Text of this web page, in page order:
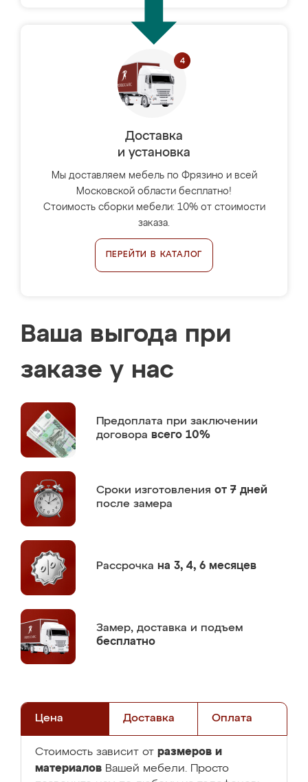
Доставка
и установка
Мы доставляем мебель по Фрязино и всей
Московской области бесплатно!
Стоимость сборки мебели: 10% от стоимости
заказа.
ПЕРЕЙТИ В КАТАЛОГ
Ваша выгода при
заказе у нас
Предоплата при заключении
договора всего 10%
Сроки изготовления от 7 дней
после замера
Рассрочка на 3, 4, 6 месяцев
Замер, доставка и подъем
бесплатно
Цена Доставка Оплата
Стоимость зависит от размеров и
материалов Вашей мебели. Просто